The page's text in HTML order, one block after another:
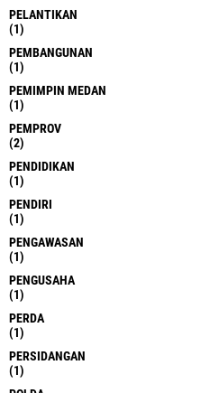
PELANTIKAN
(1)
PEMBANGUNAN
(1)
PEMIMPIN MEDAN
(1)
PEMPROV
(2)
PENDIDIKAN
(1)
PENDIRI
(1)
PENGAWASAN
(1)
PENGUSAHA
(1)
PERDA
(1)
PERSIDANGAN
(1)